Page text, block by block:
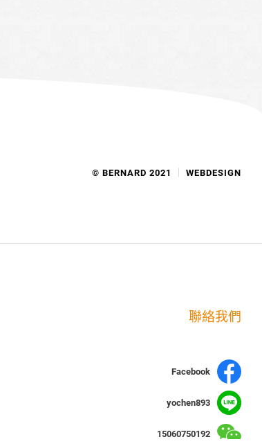
© BERNARD 2021 WEBDESIGN
聯絡我們
Facebook
yochen893
15060750192